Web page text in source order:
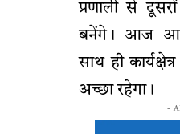
प्रणाली से
बनेंगे। आज
साथ ही
अच्छा रहेगा।
-